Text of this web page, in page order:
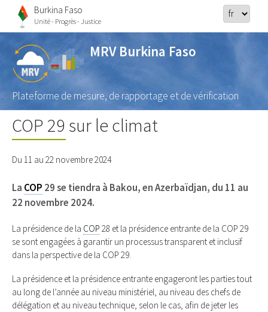
Burkina Faso
Unité - Progrès - Justice
MRV Burkina Faso
Plateforme de mesure, de rapportage et de vérification
COP 29 sur le climat
Du 11 au 22 novembre 2024
La COP 29 se tiendra à Bakou, en Azerbaïdjan, du 11 au
22 novembre 2024.
La présidence de la COP 28 et la présidence entrante de la COP 29
se sont engagées à garantir un processus transparent et inclusif
dans la perspective de la COP 29.
La présidence et la présidence entrante engageront les parties tout
au long de l’année au niveau ministériel, au niveau des chefs de
délégation et au niveau technique, selon le cas, afin de jeter les